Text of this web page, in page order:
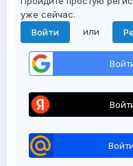
уже сейчас.
Войти
или